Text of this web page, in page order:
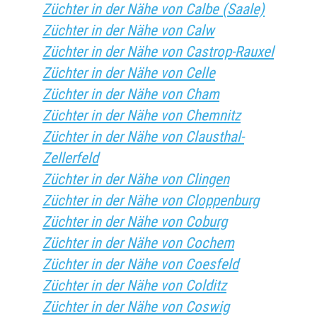
Züchter in der Nähe von Calbe (Saale)
Züchter in der Nähe von Calw
Züchter in der Nähe von Castrop-Rauxel
Züchter in der Nähe von Celle
Züchter in der Nähe von Cham
Züchter in der Nähe von Chemnitz
Züchter in der Nähe von Clausthal-
Zellerfeld
Züchter in der Nähe von Clingen
Züchter in der Nähe von Cloppenburg
Züchter in der Nähe von Coburg
Züchter in der Nähe von Cochem
Züchter in der Nähe von Coesfeld
Züchter in der Nähe von Colditz
Züchter in der Nähe von Coswig